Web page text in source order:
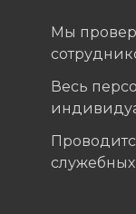
Мы
Весь